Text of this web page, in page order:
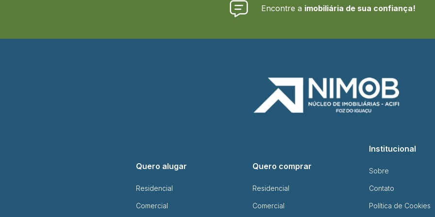
Encontre a imobiliária de sua confiança!
Quero alugar
Residencial
Comercial
Quero comprar
Residencial
Comercial
Institucional
Sobre
Contato
Política de Cookies